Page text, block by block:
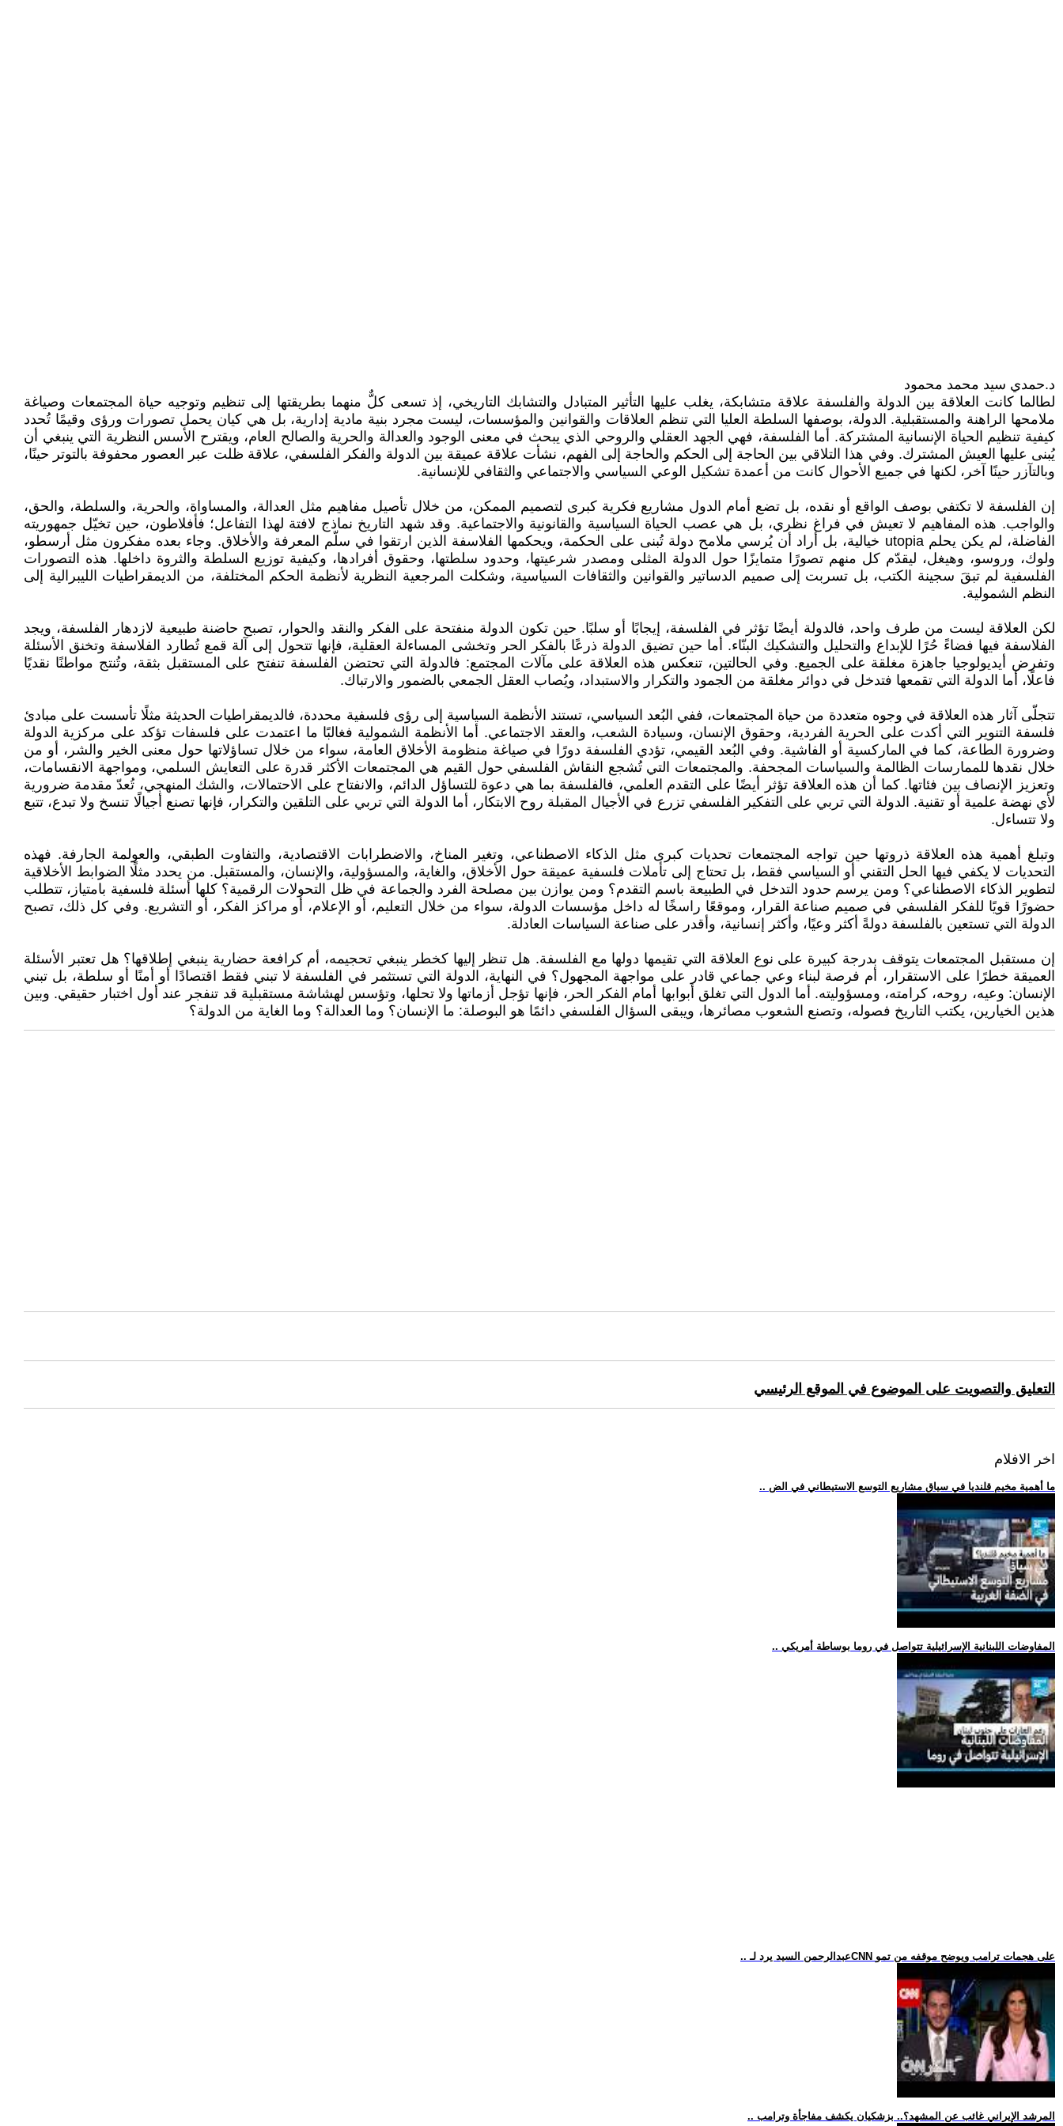
د.حمدي سيد محمد محمود
لطالما كانت العلاقة بين الدولة والفلسفة علاقة متشابكة، يغلب عليها التأثير المتبادل والتشابك التاريخي، إذ تسعى كلٌّ منهما بطريقتها إلى تنظيم وتوجيه حياة المجتمعات وصياغة
ملامحها الراهنة والمستقبلية. الدولة، بوصفها السلطة العليا التي تنظم العلاقات والقوانين والمؤسسات، ليست مجرد بنية مادية إدارية، بل هي كيان يحمل تصورات ورؤى وقيمًا تُحدد
كيفية تنظيم الحياة الإنسانية المشتركة. أما الفلسفة، فهي الجهد العقلي والروحي الذي يبحث في معنى الوجود والعدالة والحرية والصالح العام، ويقترح الأسس النظرية التي ينبغي أن
يُبنى عليها العيش المشترك. وفي هذا التلاقي بين الحاجة إلى الحكم والحاجة إلى الفهم، نشأت علاقة عميقة بين الدولة والفكر الفلسفي، علاقة ظلت عبر العصور محفوفة بالتوتر حينًا،
وبالتآزر حينًا آخر، لكنها في جميع الأحوال كانت من أعمدة تشكيل الوعي السياسي والاجتماعي والثقافي للإنسانية.
إن الفلسفة لا تكتفي بوصف الواقع أو نقده، بل تضع أمام الدول مشاريع فكرية كبرى لتصميم الممكن، من خلال تأصيل مفاهيم مثل العدالة، والمساواة، والحرية، والسلطة، والحق،
والواجب. هذه المفاهيم لا تعيش في فراغ نظري، بل هي عصب الحياة السياسية والقانونية والاجتماعية. وقد شهد التاريخ نماذج لافتة لهذا التفاعل؛ فأفلاطون، حين تخيّل جمهوريته
الفاضلة، لم يكن يحلم utopia خيالية، بل أراد أن يُرسي ملامح دولة تُبنى على الحكمة، ويحكمها الفلاسفة الذين ارتقوا في سلّم المعرفة والأخلاق. وجاء بعده مفكرون مثل أرسطو،
ولوك، وروسو، وهيغل، ليقدّم كل منهم تصورًا متمايزًا حول الدولة المثلى ومصدر شرعيتها، وحدود سلطتها، وحقوق أفرادها، وكيفية توزيع السلطة والثروة داخلها. هذه التصورات
الفلسفية لم تبقَ سجينة الكتب، بل تسربت إلى صميم الدساتير والقوانين والثقافات السياسية، وشكلت المرجعية النظرية لأنظمة الحكم المختلفة، من الديمقراطيات الليبرالية إلى
النظم الشمولية.
لكن العلاقة ليست من طرف واحد، فالدولة أيضًا تؤثر في الفلسفة، إيجابًا أو سلبًا. حين تكون الدولة منفتحة على الفكر والنقد والحوار، تصبح حاضنة طبيعية لازدهار الفلسفة، ويجد
الفلاسفة فيها فضاءً حُرًا للإبداع والتحليل والتشكيك البنّاء. أما حين تضيق الدولة ذرعًا بالفكر الحر وتخشى المساءلة العقلية، فإنها تتحول إلى آلة قمع تُطارد الفلاسفة وتخنق الأسئلة
وتفرض أيديولوجيا جاهزة مغلقة على الجميع. وفي الحالتين، تنعكس هذه العلاقة على مآلات المجتمع: فالدولة التي تحتضن الفلسفة تنفتح على المستقبل بثقة، وتُنتج مواطنًا نقديًا
فاعلًا، أما الدولة التي تقمعها فتدخل في دوائر مغلقة من الجمود والتكرار والاستبداد، ويُصاب العقل الجمعي بالضمور والارتباك.
تتجلّى آثار هذه العلاقة في وجوه متعددة من حياة المجتمعات، ففي البُعد السياسي، تستند الأنظمة السياسية إلى رؤى فلسفية محددة، فالديمقراطيات الحديثة مثلًا تأسست على مبادئ
فلسفة التنوير التي أكدت على الحرية الفردية، وحقوق الإنسان، وسيادة الشعب، والعقد الاجتماعي. أما الأنظمة الشمولية فغالبًا ما اعتمدت على فلسفات تؤكد على مركزية الدولة
وضرورة الطاعة، كما في الماركسية أو الفاشية. وفي البُعد القيمي، تؤدي الفلسفة دورًا في صياغة منظومة الأخلاق العامة، سواء من خلال تساؤلاتها حول معنى الخير والشر، أو من
خلال نقدها للممارسات الظالمة والسياسات المجحفة. والمجتمعات التي تُشجع النقاش الفلسفي حول القيم هي المجتمعات الأكثر قدرة على التعايش السلمي، ومواجهة الانقسامات،
وتعزيز الإنصاف بين فئاتها. كما أن هذه العلاقة تؤثر أيضًا على التقدم العلمي، فالفلسفة بما هي دعوة للتساؤل الدائم، والانفتاح على الاحتمالات، والشك المنهجي، تُعدّ مقدمة ضرورية
لأي نهضة علمية أو تقنية. الدولة التي تربي على التفكير الفلسفي تزرع في الأجيال المقبلة روح الابتكار، أما الدولة التي تربي على التلقين والتكرار، فإنها تصنع أجيالًا تنسخ ولا تبدع، تتبع
ولا تتساءل.
وتبلغ أهمية هذه العلاقة ذروتها حين تواجه المجتمعات تحديات كبرى مثل الذكاء الاصطناعي، وتغير المناخ، والاضطرابات الاقتصادية، والتفاوت الطبقي، والعولمة الجارفة. فهذه
التحديات لا يكفي فيها الحل التقني أو السياسي فقط، بل تحتاج إلى تأملات فلسفية عميقة حول الأخلاق، والغاية، والمسؤولية، والإنسان، والمستقبل. من يحدد مثلًا الضوابط الأخلاقية
لتطوير الذكاء الاصطناعي؟ ومن يرسم حدود التدخل في الطبيعة باسم التقدم؟ ومن يوازن بين مصلحة الفرد والجماعة في ظل التحولات الرقمية؟ كلها أسئلة فلسفية بامتياز، تتطلب
حضورًا قويًا للفكر الفلسفي في صميم صناعة القرار، وموقعًا راسخًا له داخل مؤسسات الدولة، سواء من خلال التعليم، أو الإعلام، أو مراكز الفكر، أو التشريع. وفي كل ذلك، تصبح
الدولة التي تستعين بالفلسفة دولةً أكثر وعيًا، وأكثر إنسانية، وأقدر على صناعة السياسات العادلة.
إن مستقبل المجتمعات يتوقف بدرجة كبيرة على نوع العلاقة التي تقيمها دولها مع الفلسفة. هل تنظر إليها كخطر ينبغي تحجيمه، أم كرافعة حضارية ينبغي إطلاقها؟ هل تعتبر الأسئلة
العميقة خطرًا على الاستقرار، أم فرصة لبناء وعي جماعي قادر على مواجهة المجهول؟ في النهاية، الدولة التي تستثمر في الفلسفة لا تبني فقط اقتصادًا أو أمنًا أو سلطة، بل تبني
الإنسان: وعيه، روحه، كرامته، ومسؤوليته. أما الدول التي تغلق أبوابها أمام الفكر الحر، فإنها تؤجل أزماتها ولا تحلها، وتؤسس لهشاشة مستقبلية قد تنفجر عند أول اختبار حقيقي. وبين
هذين الخيارين، يكتب التاريخ فصوله، وتصنع الشعوب مصائرها، ويبقى السؤال الفلسفي دائمًا هو البوصلة: ما الإنسان؟ وما العدالة؟ وما الغاية من الدولة؟
التعليق والتصويت على الموضوع في الموقع الرئيسي
اخر الافلام
.. ما أهمية مخيم قلنديا في سياق مشاريع التوسع الاستيطاني في الض
.. المفاوضات اللبنانية الإسرائيلية تتواصل في روما بوساطة أمريكي
.. عبدالرحمن السيد يرد لـCNN على هجمات ترامب ويوضح موقفه من تمو
.. المرشد الإيراني غائب عن المشهد؟.. بزشكيان يكشف مفاجأة وترامب